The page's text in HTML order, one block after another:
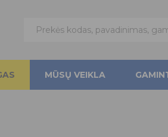
MŪSŲ VEIKLA